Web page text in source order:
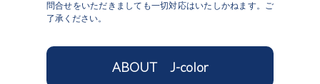
問合せをいただきましても一切対応はいたしかねます。ご
了承ください。
ABOUT J-color